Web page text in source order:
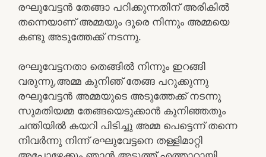
രഘുവേട്ടൻ തേങ്ങാ പറിക്കുന്നതിന് അരികിൽ
തന്നെയാണ് അമ്മയും ദൂരെ നിന്നും അമ്മയെ
കണ്ടു അടുത്തേക്ക് നടന്നു.
രഘുവേട്ടനതാ തെങ്ങിൽ നിന്നും ഇറങ്ങി
വരുന്നു,അമ്മ കുനിഞ് തേങ്ങ പറുക്കുന്നു
രഘുവേട്ടൻ അമ്മയുടെ അടുത്തേക്ക് നടന്നു
സുമതിയമ്മ തേങ്ങയെടുക്കാൻ കുനിഞ്ഞതും
ചന്തിയിൽ കയറി പിടിച്ചു അമ്മ പെട്ടെന്ന് തന്നെ
നിവർന്നു നിന്ന് രഘുവേട്ടനെ തള്ളിമാറ്റി